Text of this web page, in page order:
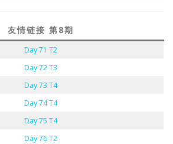
友情链接 第8期
Day 71 T2
Day 72 T3
Day 73 T4
Day 74 T4
Day 75 T4
Day 76 T2